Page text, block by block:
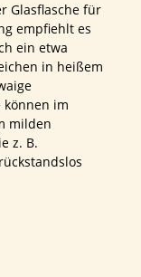
Glasflasche für
empfiehlt es
ein etwa
in heißem
können im
milden
z. B.